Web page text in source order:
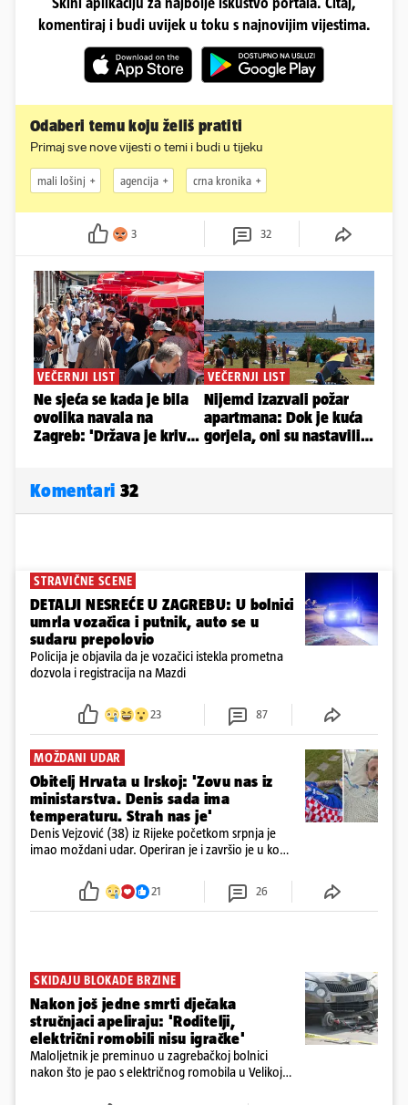
komentiraj i budi uvijek u toku s najnovijim vijestima.
Odaberi temu koju želiš pratiti
Primaj sve nove vijesti o temi i budi u tijeku
mali lošinj agencija crna kronika
3 32
Komentari 32
STRAVIČNE SCENE
DETALJI NESREĆE U ZAGREBU: U bolnici
umrla vozačica i putnik, auto se u
sudaru prepolovio
Policija je objavila da je vozačici istekla prometna
dozvola i registracija na Mazdi
23 87
MOŽDANI UDAR
Obitelj Hrvata u Irskoj: 'Zovu nas iz
ministarstva. Denis sada ima
temperaturu. Strah nas je'
Denis Vejzović (38) iz Rijeke početkom srpnja je
imao moždani udar. Operiran je i završio je u komi.
tamošnji liječnici ne vjeruju u oporavak: 'Imamo
21 26
SKIDAJU BLOKADE BRZINE
Nakon još jedne smrti dječaka
stručnjaci apeliraju: 'Roditelji,
električni romobili nisu igračke'
Maloljetnik je preminuo u zagrebačkoj bolnici
nakon što je pao s električnog romobila u Velikoj